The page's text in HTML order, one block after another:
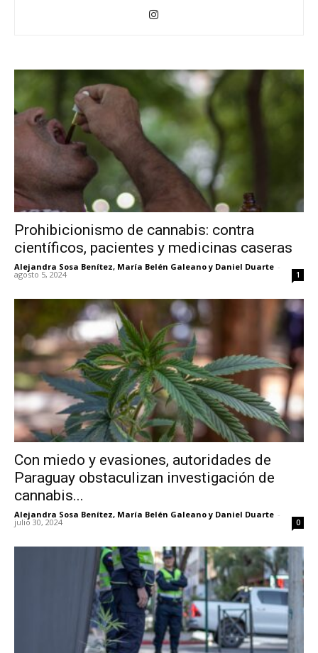
Prohibicionismo de cannabis: contra
científicos, pacientes y medicinas caseras
Alejandra Sosa Benítez, María Belén Galeanoy Daniel Duarte -
agosto 5, 2024 1
Con miedo y evasiones, autoridades de
Paraguay obstaculizan investigación de
cannabis...
Alejandra Sosa Benítez, María Belén Galeanoy Daniel Duarte -
julio 30, 2024 0